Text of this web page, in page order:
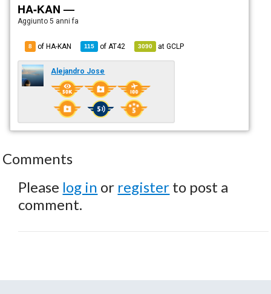
HA-KAN —
Aggiunto5 anni fa
8 of HA-KAN 115 of AT42 3090 atGCLP
Alejandro Jose
Comments
Please log in or register to post a
comment.